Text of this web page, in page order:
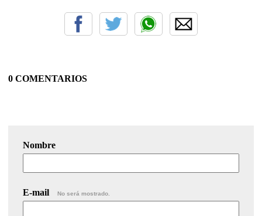
0 COMENTARIOS
Nombre
E-mail No será mostrado.